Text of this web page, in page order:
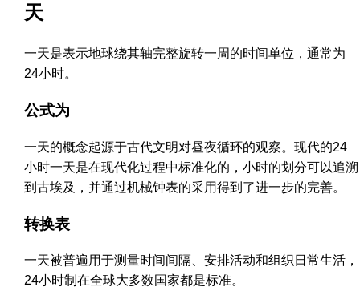
天
一天是表示地球绕其轴完整旋转一周的时间单位，通常为
24小时。
公式为
一天的概念起源于古代文明对昼夜循环的观察。现代的24
小时一天是在现代化过程中标准化的，小时的划分可以追溯
到古埃及，并通过机械钟表的采用得到了进一步的完善。
转换表
一天被普遍用于测量时间间隔、安排活动和组织日常生活，
24小时制在全球大多数国家都是标准。